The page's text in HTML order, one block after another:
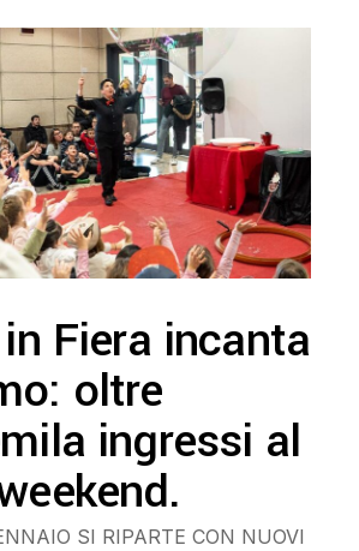
Fiera incanta
oltre
ingressi al
SI RIPARTE CON NUOVI